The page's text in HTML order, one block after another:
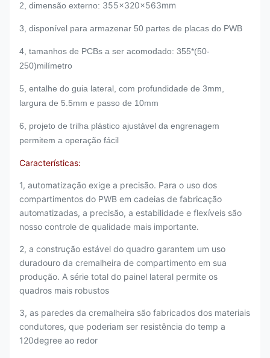
2, dimensão externo: 355x320x563mm
3, disponível para armazenar 50 partes de placas do PWB
4, tamanhos de PCBs a ser acomodado: 355*(50-
250)milímetro
5, entalhe do guia lateral, com profundidade de 3mm,
largura de 5.5mm e passo de 10mm
6, projeto de trilha plástico ajustável da engrenagem
permitem a operação fácil
Características:
1, automatização exige a precisão. Para o uso dos
compartimentos do PWB em cadeias de fabricação
automatizadas, a precisão, a estabilidade e flexíveis são
nosso controle de qualidade mais importante.
2, a construção estável do quadro garantem um uso
duradouro da cremalheira de compartimento em sua
produção. A série total do painel lateral permite os
quadros mais robustos
3, as paredes da cremalheira são fabricados dos materiais
condutores, que poderiam ser resistência do temp a
120degree ao redor